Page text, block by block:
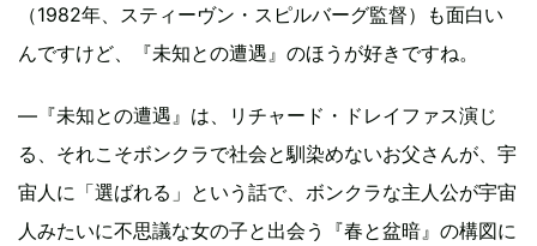
（1982年、スティーヴン・スピルバーグ監督）も面白い
んですけど、『未知との遭遇』のほうが好きですね。
—『未知との遭遇』は、リチャード・ドレイファス演じ
る、それこそボンクラで社会と馴染めないお父さんが、宇
宙人に「選ばれる」という話で、ボンクラな主人公が宇宙
人みたいに不思議な女の子と出会う『春と盆暗』の構図に